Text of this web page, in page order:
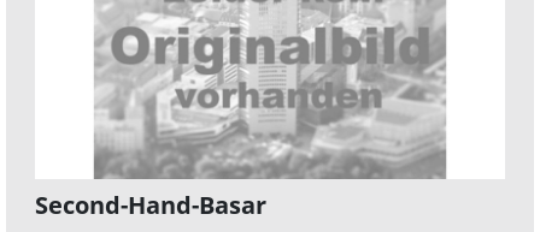
Second-Hand-Basar